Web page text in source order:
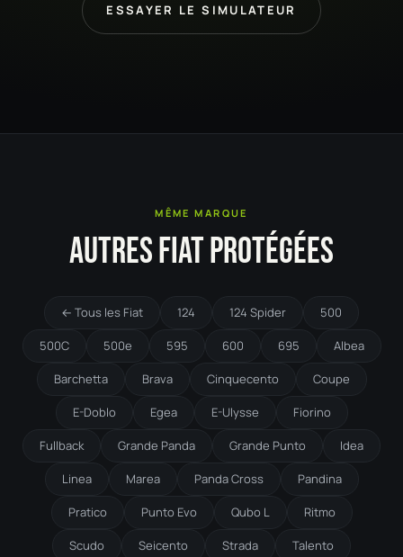
ESSAYER LE SIMULATEUR
MÊME MARQUE
AUTRES FIAT PROTÉGÉES
← Tous les Fiat 124 124 Spider 500
500C 500e 595 600 695 Albea
Barchetta Brava Cinquecento Coupe
E-Doblo Egea E-Ulysse Fiorino
Fullback Grande Panda Grande Punto Idea
Linea Marea Panda Cross Pandina
Pratico Punto Evo Qubo L Ritmo
Scudo Seicento Strada Talento